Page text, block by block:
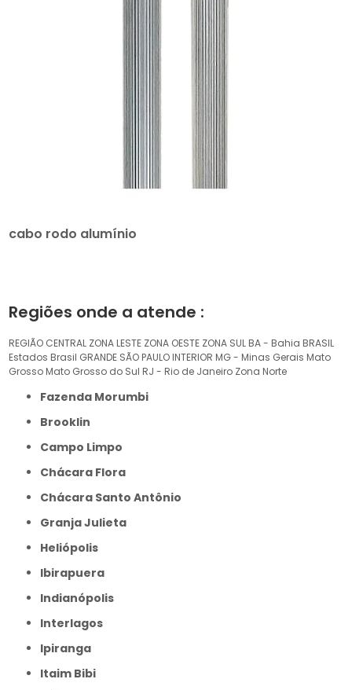
cabo rodo alumínio
Regiões onde a atende :
REGIÃO CENTRAL ZONA LESTE ZONA OESTE ZONA SUL BA - Bahia BRASIL
Estados Brasil GRANDE SÃO PAULO INTERIOR MG - Minas Gerais Mato
Grosso Mato Grosso do Sul RJ - Rio de Janeiro Zona Norte
Fazenda Morumbi
Brooklin
Campo Limpo
Chácara Flora
Chácara Santo Antônio
Granja Julieta
Heliópolis
Ibirapuera
Indianópolis
Interlagos
Ipiranga
Itaim Bibi